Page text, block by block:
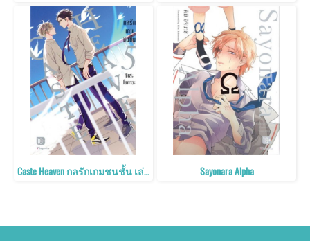
Caste Heaven กลรักเกมชนชั้น เล่ม 5 Sayonara Alpha